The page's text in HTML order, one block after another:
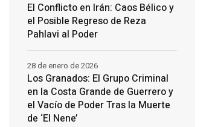
El Conflicto en Irán: Caos Bélico y
el Posible Regreso de Reza
Pahlavi al Poder
Los Granados: El Grupo Criminal
en la Costa Grande de Guerrero y
el Vacío de Poder Tras la Muerte
de ‘El Nene’
28 de enero de 2026